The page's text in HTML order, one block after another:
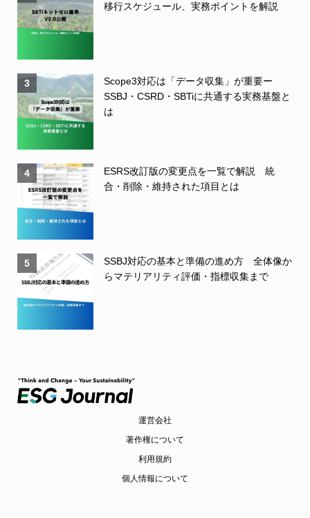
移行スケジュール、実務ポイントを解説
3
Scope3対応は「データ収集」が重要ー
SSBJ・CSRD・SBTiに共通する実務基盤と
は
4
ESRS改訂版の変更点を一覧で解説 統
合・削除・維持された項目とは
5
SSBJ対応の基本と準備の進め方 全体像か
らマテリアリティ評価・指標収集まで
運営会社
著作権について
利用規約
個人情報について